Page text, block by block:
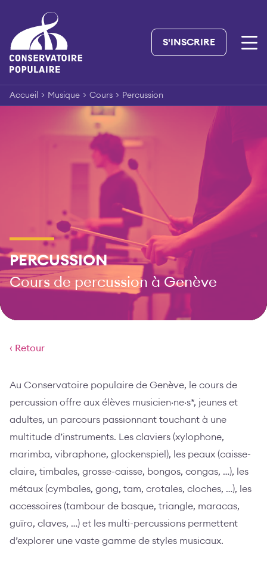
content
S'INSCRIRE
Accueil > Musique > Cours > Percussion
PERCUSSION
Cours de percussion à Genève
‹ Retour
Au Conservatoire populaire de Genève, le cours de
percussion offre aux élèves musicien·ne·s*, jeunes et
adultes, un parcours passionnant touchant à une
multitude d’instruments. Les claviers (xylophone,
marimba, vibraphone, glockenspiel), les peaux (caisse-
claire, timbales, grosse-caisse, bongos, congas, …), les
métaux (cymbales, gong, tam, crotales, cloches, …), les
accessoires (tambour de basque, triangle, maracas,
guïro, claves, …) et les multi-percussions permettent
d’explorer une vaste gamme de styles musicaux.